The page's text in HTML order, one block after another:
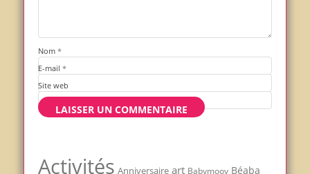
Nom *
E-mail *
Site web
Activités Anniversaire art Babymoov Béaba